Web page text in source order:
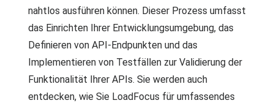
nahtlos ausführen können. Dieser Prozess umfasst
das Einrichten Ihrer Entwicklungsumgebung, das
Definieren von API-Endpunkten und das
Implementieren von Testfällen zur Validierung der
Funktionalität Ihrer APIs. Sie werden auch
entdecken, wie Sie LoadFocus für umfassendes